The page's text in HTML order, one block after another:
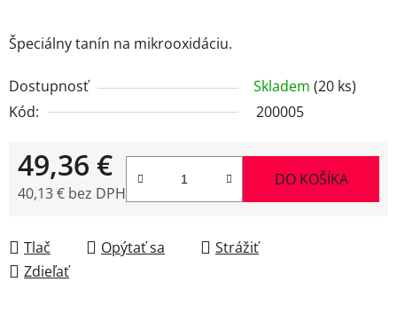
Špeciálny tanín na mikrooxidáciu.
Dostupnosť Skladem (20 ks)
Kód:
200005
49,36 €
40,13 € bez DPH
DO KOŠÍKA
Tlač Opýtať sa
Strážiť
Zdieľať